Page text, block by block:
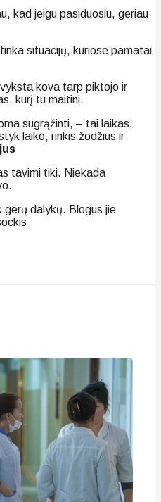
kad jeigu pasiduosiu, geriau
situacijų, kuriose pamatai
kova tarp piktojo ir
kurį tu maitini.
sugrąžinti, – tai laikas,
laiko, rinkis žodžius ir
tavimi tiki. Niekada
gerų dalykų. Blogus jie